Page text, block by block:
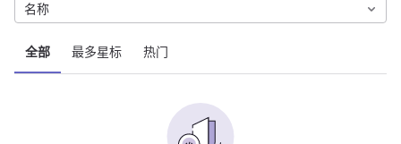
全部 最多星标 热门
名称